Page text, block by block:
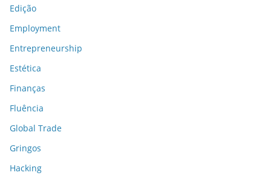
Edição
Employment
Entrepreneurship
Estética
Finanças
Fluência
Global Trade
Gringos
Hacking